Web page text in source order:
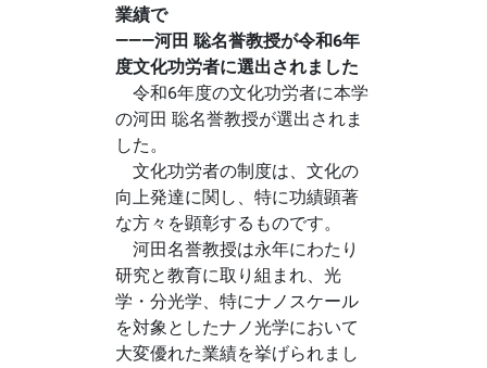
業績で
―――河田 聡名誉教授が令和6年
度文化功労者に選出されました
令和6年度の文化功労者に本学
の河田 聡名誉教授が選出されま
した。
文化功労者の制度は、文化の
向上発達に関し、特に功績顕著
な方々を顕彰するものです。
河田名誉教授は永年にわたり
研究と教育に取り組まれ、光
学・分光学、特にナノスケール
を対象としたナノ光学において
大変優れた業績を挙げられまし